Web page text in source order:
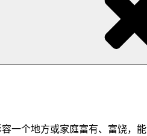
一个地方或家庭富有、富饶，